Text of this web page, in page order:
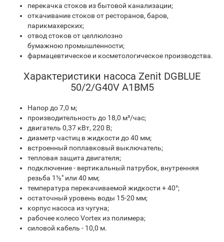
перекачка стоков из бытовой канализации;
откачивание стоков от ресторанов, баров,
парикмахерских;
отвод стоков от целлюлозно
бумажною промышленности;
фармацевтическое и косметологическое производства.
Характеристики насоса Zenit DGBLUE
50/2/G40V A1BM5
Напор до 7,0 м;
производительность до 18,0 м³/час;
двигатель 0,37 кВт, 220 В;
диаметр частиц в жидкости до 40 мм;
встроенный поплавковый выключатель;
тепловая защита двигателя;
подключение - вертикальный патрубок, внутренняя
резьба 1½" или 40 мм;
температура перекачиваемой жидкости + 40°;
остаточный уровень воды 15-20 мм;
корпус насоса из чугуна;
рабочее колесо Vortex из полимера;
силовой кабель - 10,0 м.